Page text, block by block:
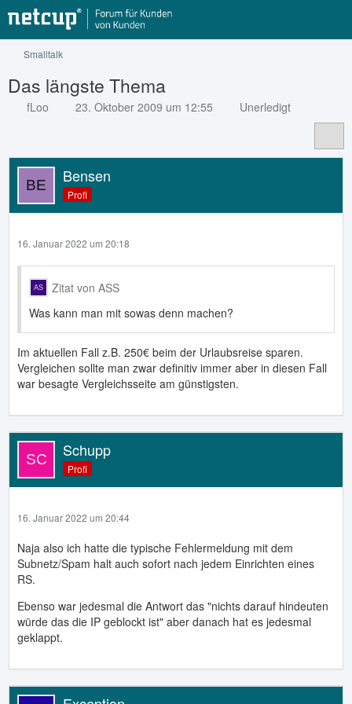
Smalltalk
Das längste Thema
fLoo 23. Oktober 2009 um 12:55 Unerledigt
Bensen
Profi
16. Januar 2022 um 20:18
Zitat von ASS
Was kann man mit sowas denn machen?
Im aktuellen Fall z.B. 250€ beim der Urlaubsreise sparen.
Vergleichen sollte man zwar definitiv immer aber in diesen Fall
war besagte Vergleichsseite am günstigsten.
Schupp
Profi
16. Januar 2022 um 20:44
Naja also ich hatte die typische Fehlermeldung mit dem
Subnetz/Spam halt auch sofort nach jedem Einrichten eines
RS.
Ebenso war jedesmal die Antwort das "nichts darauf hindeuten
würde das die IP geblockt ist" aber danach hat es jedesmal
geklappt.